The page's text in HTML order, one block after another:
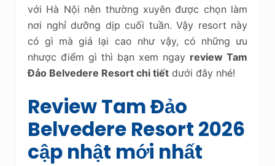
với Hà Nội nên thường xuyên được chọn làm
nơi nghỉ dưỡng dịp cuối tuần. Vậy resort này
có gì mà giá lại cao như vậy, có những ưu
nhược điểm gì thì bạn xem ngay review Tam
Đảo Belvedere Resort chi tiết dưới đây nhé!
Review Tam Đảo
Belvedere Resort 2026
cập nhật mới nhất